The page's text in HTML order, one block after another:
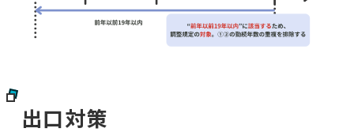
出口対策